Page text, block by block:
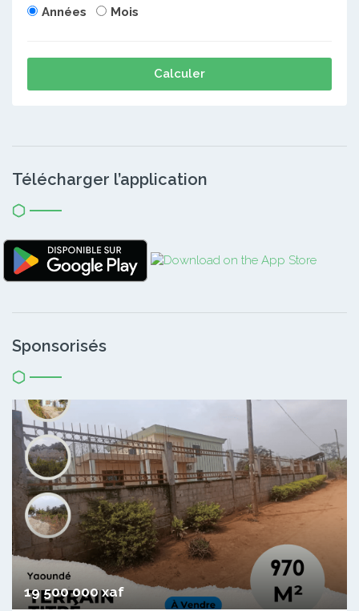
Années Mois
Calculer
Télécharger l’application
Sponsorisés
19 500 000 xaf